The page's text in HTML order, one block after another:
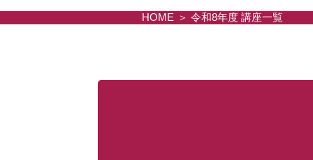
HOME 令和8年度 講座一覧